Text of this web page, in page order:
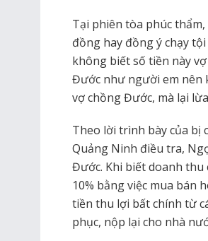
Tại phiên tòa phúc
đồng hay đồng ý chạy
không biết số tiền này
Đước như người em nên
vợ chồng Đước, mà lại
Theo lời trình bày của bị
Quảng Ninh điều tra,
Đước. Khi biết doanh thu
10% bằng việc mua bán
tiền thu lợi bất chính từ
phục, nộp lại cho nhà